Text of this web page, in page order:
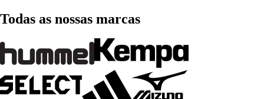
Todas as nossas marcas